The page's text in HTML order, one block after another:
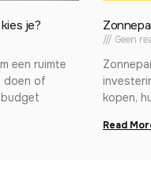
je?
een ruimte
doen of
Geen
kopen,
Read